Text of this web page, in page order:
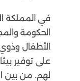
في المملكة
الحكومة
الأطفال
على توفير
لهم. من بين